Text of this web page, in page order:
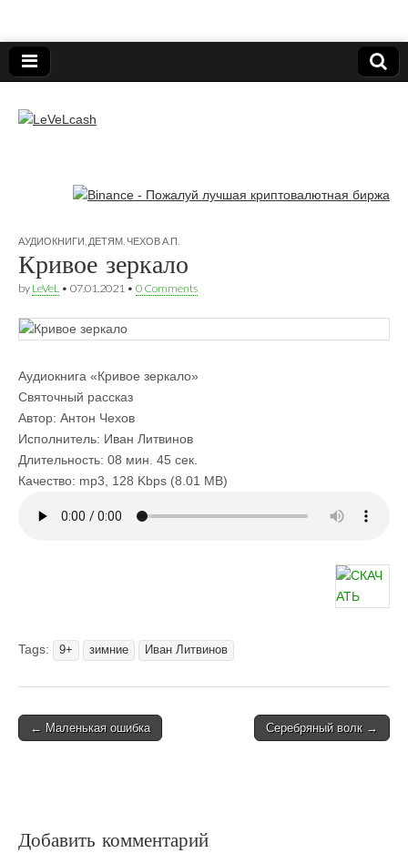
LeVeLcash
АУДИОКНИГИ ДЕТЯМ ЧЕХОВ А.П.
Кривое зеркало
by LeVeL • 07.01.2021 • 0 Comments
Аудиокнига «Кривое зеркало»
Святочный рассказ
Автор: Антон Чехов
Исполнитель: Иван Литвинов
Длительность: 08 мин. 45 сек.
Качество: mp3, 128 Kbps (8.01 MB)
Tags: 9+ зимние Иван Литвинов
Post
← Маленькая ошибка Серебряный волк →
Добавить комментарий